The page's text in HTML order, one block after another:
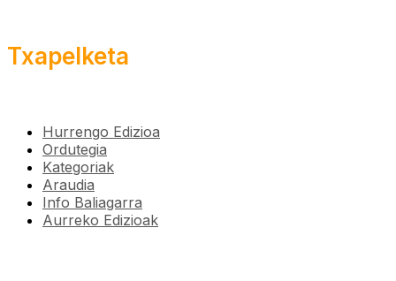
Txapelketa
Hurrengo Edizioa
Ordutegia
Kategoriak
Araudia
Info Baliagarra
Aurreko Edizioak